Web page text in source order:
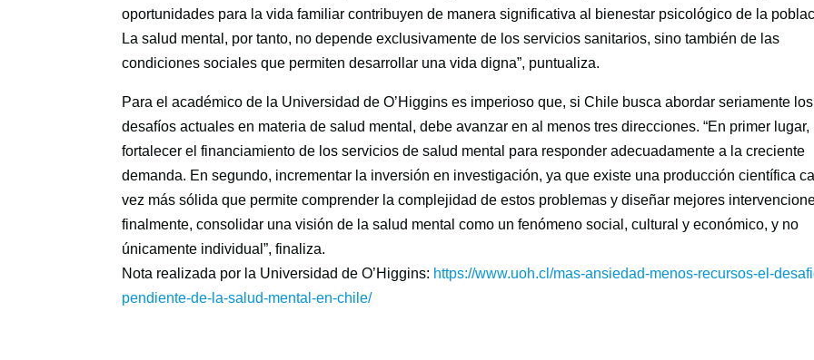
oportunidades para la vida familiar contribuyen de manera significativa al bienestar psicológico de la
La salud mental, por tanto, no depende exclusivamente de los servicios sanitarios, sino también de las
condiciones sociales que permiten desarrollar una vida digna”, puntualiza.
Para el académico de la Universidad de O’Higgins es imperioso que, si Chile busca abordar seriamente los
desafíos actuales en materia de salud mental, debe avanzar en al menos tres direcciones. “En primer lugar,
fortalecer el financiamiento de los servicios de salud mental para responder adecuadamente a la creciente
demanda. En segundo, incrementar la inversión en investigación, ya que existe una producción científica
vez más sólida que permite comprender la complejidad de estos problemas y diseñar mejores
finalmente, consolidar una visión de la salud mental como un fenómeno social, cultural y económico, y no
únicamente individual”, finaliza.
Nota realizada por la Universidad de O’Higgins: https://www.uoh.cl/mas-ansiedad-menos-recursos-el-
pendiente-de-la-salud-mental-en-chile/